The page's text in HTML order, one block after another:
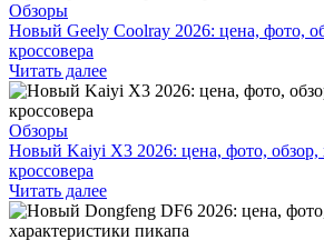
Обзоры
Новый Geely Coolray 2026: цена, фото,
кроссовера
Читать далее
Обзоры
Новый Kaiyi X3 2026: цена, фото, обзор,
кроссовера
Читать далее